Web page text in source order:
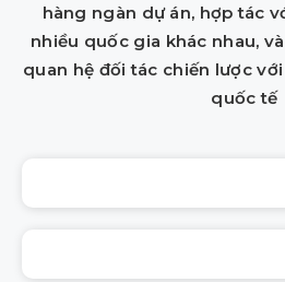
hàng ngàn dự án, hợp tác
nhiều quốc gia khác nhau,
quan hệ đối tác chiến lược
quốc tế